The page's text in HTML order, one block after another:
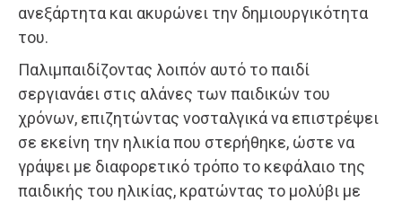
ανεξάρτητα και ακυρώνει την δημιουργικότητα
του.
Παλιμπαιδίζοντας λοιπόν αυτό το παιδί
σεργιανάει στις αλάνες των παιδικών του
χρόνων, επιζητώντας νοσταλγικά να επιστρέψει
σε εκείνη την ηλικία που στερήθηκε, ώστε να
γράψει με διαφορετικό τρόπο το κεφάλαιο της
παιδικής του ηλικίας, κρατώντας το μολύβι με